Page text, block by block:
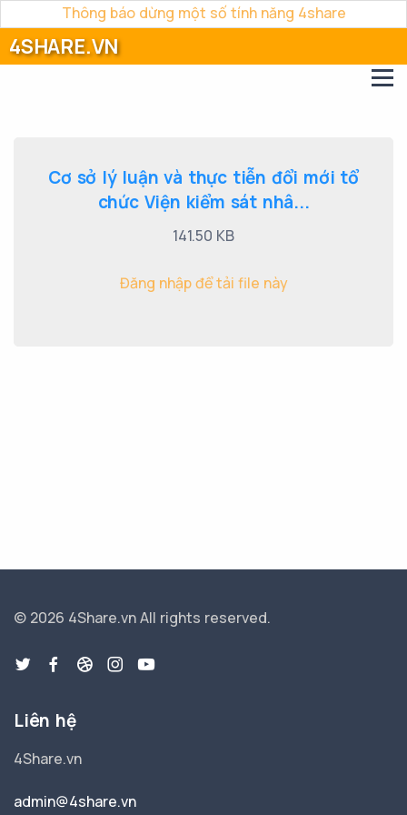
Thông báo dừng một số tính năng 4share
4SHARE.VN
Cơ sở lý luận và thực tiễn đổi mới tổ
chức Viện kiểm sát nhâ...
141.50 KB
Đăng nhập để tải file này
© 2026 4Share.vnAll rights reserved.
Liên hệ
4Share.vn
admin@4share.vn